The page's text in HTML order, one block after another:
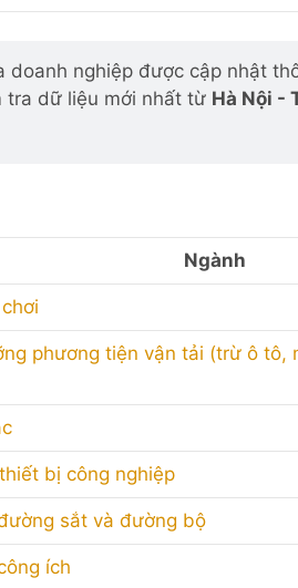
doanh nghiệp được cập nhật
tra dữ liệu mới nhất từ Hà Nội -
Ngành
phương tiện vận tải (trừ ô tô,
bị công nghiệp
sắt và đường bộ
ích